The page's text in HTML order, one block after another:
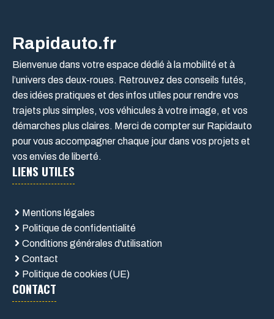
Rapidauto.fr
Bienvenue dans votre espace dédié à la mobilité et à
l’univers des deux-roues. Retrouvez des conseils futés,
des idées pratiques et des infos utiles pour rendre vos
trajets plus simples, vos véhicules à votre image, et vos
démarches plus claires. Merci de compter sur Rapidauto
pour vous accompagner chaque jour dans vos projets et
vos envies de liberté.
LIENS UTILES
Mentions légales
Politique de confidentialité
Conditions générales d'utilisation
Contact
Politique de cookies (UE)
CONTACT